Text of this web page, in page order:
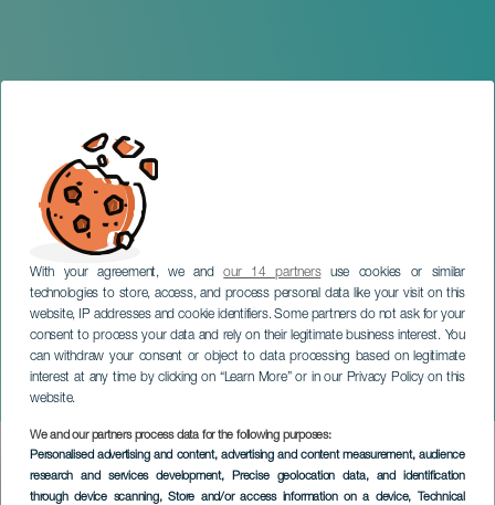
With your agreement, we andour 14 partnersuse cookies or similar
technologies to store, access, and process personal data like your visit on this
website, IP addresses and cookie identifiers. Some partners do not ask for your
consent to process your data and rely on their legitimate business interest. You
can withdraw your consent or object to data processing based on legitimate
interest at any time by clicking on “Learn More” or in our Privacy Policy on this
website.
We and our partners process data for the following purposes:
Personalised advertising and content, advertising and content measurement, audience
research and services development, Precise geolocation data, and identification
through device scanning, Store and/or access information on a device, Technical
total måneformørkelse
TENERIFE
Imagen
Listado